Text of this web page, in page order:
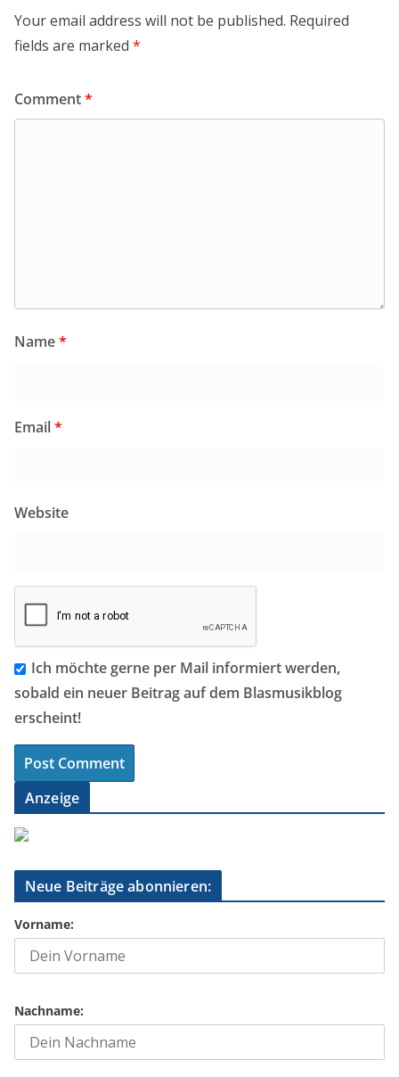
Your email address will not be published. Required
fields are marked *
Comment*
Name*
Email*
Website
Ich möchte gerne per Mail informiert werden,
sobald ein neuer Beitrag auf dem Blasmusikblog
erscheint!
Anzeige
Neue Beiträge abonnieren:
Vorname:
Nachname: